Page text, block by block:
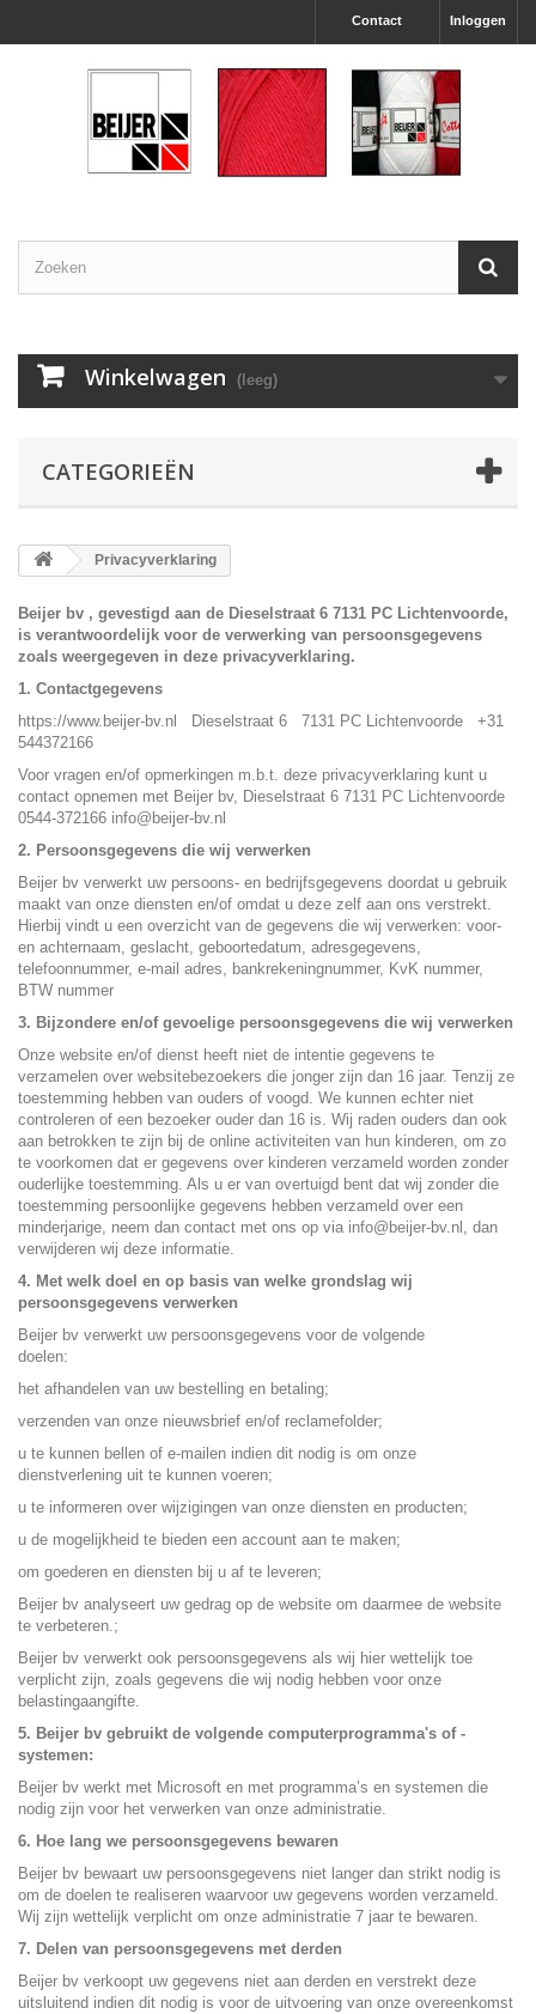
Inloggen
Contact
Winkelwagen (leeg)
CATEGORIEËN
Privacyverklaring
Beijer bv , gevestigd aan de Dieselstraat 6 7131 PC Lichtenvoorde,
is verantwoordelijk voor de verwerking van persoonsgegevens
zoals weergegeven in deze privacyverklaring.
1. Contactgegevens
https://www.beijer-bv.nl Dieselstraat 6 7131 PC Lichtenvoorde +31
544372166
Voor vragen en/of opmerkingen m.b.t. deze privacyverklaring kunt u
contact opnemen met Beijer bv, Dieselstraat 6 7131 PC Lichtenvoorde
0544-372166 info@beijer-bv.nl
2. Persoonsgegevens die wij verwerken
Beijer bv verwerkt uw persoons- en bedrijfsgegevens doordat u gebruik
maakt van onze diensten en/of omdat u deze zelf aan ons verstrekt.
Hierbij vindt u een overzicht van de gegevens die wij verwerken: voor-
en achternaam, geslacht, geboortedatum, adresgegevens,
telefoonnummer, e-mail adres, bankrekeningnummer, KvK nummer,
BTW nummer
3. Bijzondere en/of gevoelige persoonsgegevens die wij verwerken
Onze website en/of dienst heeft niet de intentie gegevens te
verzamelen over websitebezoekers die jonger zijn dan 16 jaar. Tenzij ze
toestemming hebben van ouders of voogd. We kunnen echter niet
controleren of een bezoeker ouder dan 16 is. Wij raden ouders dan ook
aan betrokken te zijn bij de online activiteiten van hun kinderen, om zo
te voorkomen dat er gegevens over kinderen verzameld worden zonder
ouderlijke toestemming. Als u er van overtuigd bent dat wij zonder die
toestemming persoonlijke gegevens hebben verzameld over een
minderjarige, neem dan contact met ons op via info@beijer-bv.nl, dan
verwijderen wij deze informatie.
4. Met welk doel en op basis van welke grondslag wij
persoonsgegevens verwerken
Beijer bv verwerkt uw persoonsgegevens voor de volgende
doelen:
het afhandelen van uw bestelling en betaling;
verzenden van onze nieuwsbrief en/of reclamefolder;
u te kunnen bellen of e-mailen indien dit nodig is om onze
dienstverlening uit te kunnen voeren;
u te informeren over wijzigingen van onze diensten en producten;
u de mogelijkheid te bieden een account aan te maken;
om goederen en diensten bij u af te leveren;
Beijer bv analyseert uw gedrag op de website om daarmee de website
te verbeteren.;
Beijer bv verwerkt ook persoonsgegevens als wij hier wettelijk toe
verplicht zijn, zoals gegevens die wij nodig hebben voor onze
belastingaangifte.
5. Beijer bv gebruikt de volgende computerprogramma's of -
systemen:
Beijer bv werkt met Microsoft en met programma’s en systemen die
nodig zijn voor het verwerken van onze administratie.
6. Hoe lang we persoonsgegevens bewaren
Beijer bv bewaart uw persoonsgegevens niet langer dan strikt nodig is
om de doelen te realiseren waarvoor uw gegevens worden verzameld.
Wij zijn wettelijk verplicht om onze administratie 7 jaar te bewaren.
7. Delen van persoonsgegevens met derden
Beijer bv verkoopt uw gegevens niet aan derden en verstrekt deze
uitsluitend indien dit nodig is voor de uitvoering van onze overeenkomst